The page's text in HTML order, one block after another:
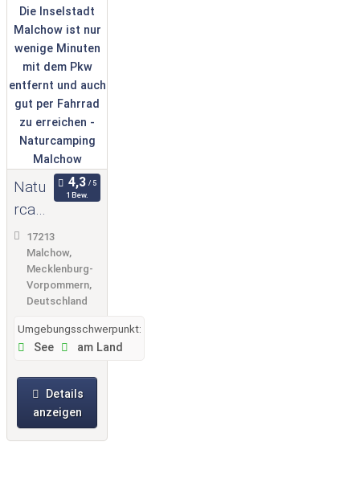
Natu
rcam
ping
Malc
how
1 Bew.
17213
Malchow,
Mecklenburg-
Vorpommern,
Deutschland
Umgebungsschwerpunkt:
See am Land
Details
anzeigen